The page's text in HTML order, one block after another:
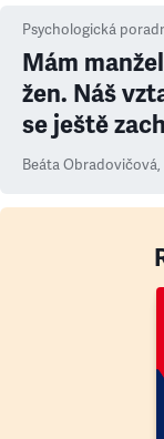
Psychologická
Mám
žen. Náš
se ještě
Beáta Obradovičová,